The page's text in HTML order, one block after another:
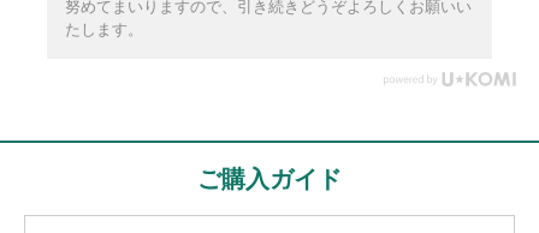
努めてまいりますので、引き続きどうぞよろしくお願いい
たします。
ご購入ガイド